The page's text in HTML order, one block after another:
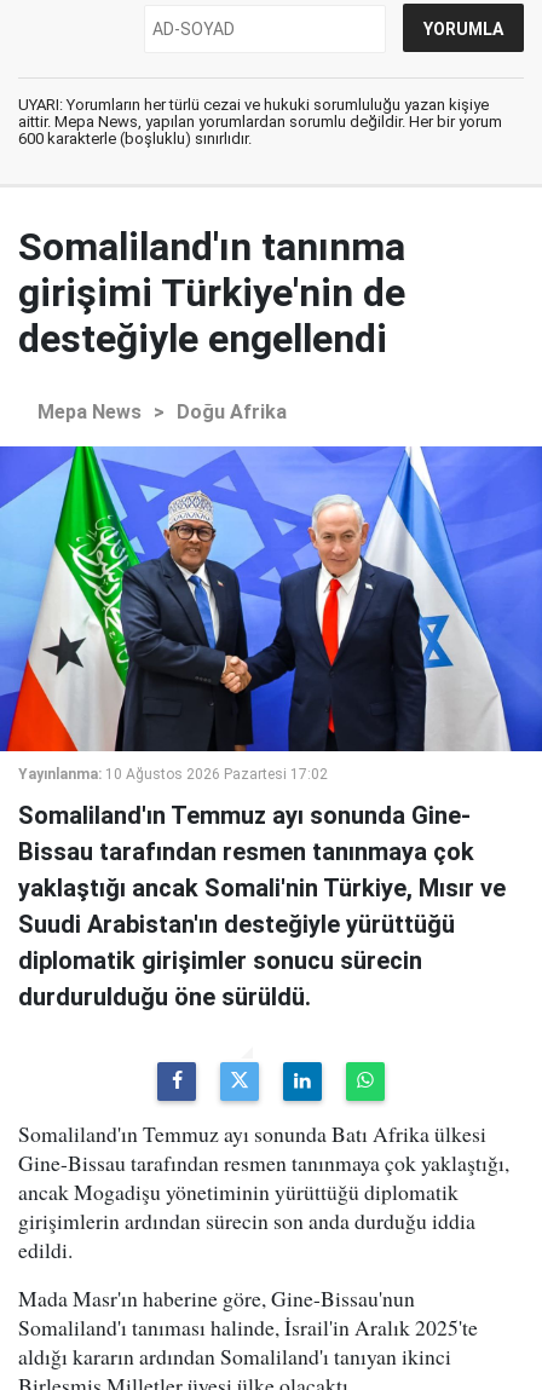
UYARI: Yorumların her türlü cezai ve hukuki sorumluluğu yazan kişiye
aittir. Mepa News, yapılan yorumlardan sorumlu değildir. Her bir yorum
600 karakterle (boşluklu) sınırlıdır.
Somaliland'ın tanınma
girişimi Türkiye'nin de
desteğiyle engellendi
Mepa News > Doğu Afrika
Yayınlanma: 10 Ağustos 2026 Pazartesi 17:02
Somaliland'ın Temmuz ayı sonunda Gine-
Bissau tarafından resmen tanınmaya çok
yaklaştığı ancak Somali'nin Türkiye, Mısır ve
Suudi Arabistan'ın desteğiyle yürüttüğü
diplomatik girişimler sonucu sürecin
durdurulduğu öne sürüldü.
Somaliland'ın Temmuz ayı sonunda Batı Afrika ülkesi
Gine-Bissau tarafından resmen tanınmaya çok yaklaştığı,
ancak Mogadişu yönetiminin yürüttüğü diplomatik
girişimlerin ardından sürecin son anda durduğu iddia
edildi.
Mada Masr'ın haberine göre, Gine-Bissau'nun
Somaliland'ı tanıması halinde, İsrail'in Aralık 2025'te
aldığı kararın ardından Somaliland'ı tanıyan ikinci